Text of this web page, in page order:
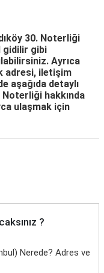
30. Noterliği
gidilir gibi
Ayrıca
adresi, iletişim
aşağıda detaylı
Noterliği hakkında
ulaşmak için
?
Nerede? Adres ve